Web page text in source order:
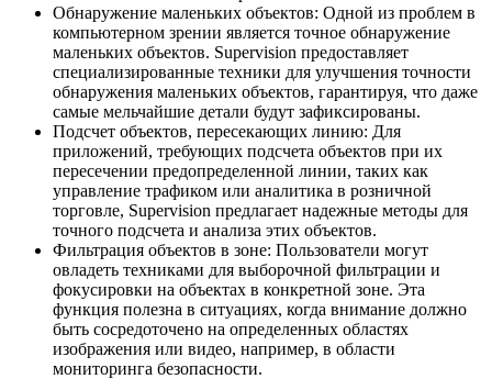
Обнаружение маленьких объектов: Одной из проблем в
компьютерном зрении является точное обнаружение
маленьких объектов. Supervision предоставляет
специализированные техники для улучшения точности
обнаружения маленьких объектов, гарантируя, что даже
самые мельчайшие детали будут зафиксированы.
Подсчет объектов, пересекающих линию: Для
приложений, требующих подсчета объектов при их
пересечении предопределенной линии, таких как
управление трафиком или аналитика в розничной
торговле, Supervision предлагает надежные методы для
точного подсчета и анализа этих объектов.
Фильтрация объектов в зоне: Пользователи могут
овладеть техниками для выборочной фильтрации и
фокусировки на объектах в конкретной зоне. Эта
функция полезна в ситуациях, когда внимание должно
быть сосредоточено на определенных областях
изображения или видео, например, в области
мониторинга безопасности.